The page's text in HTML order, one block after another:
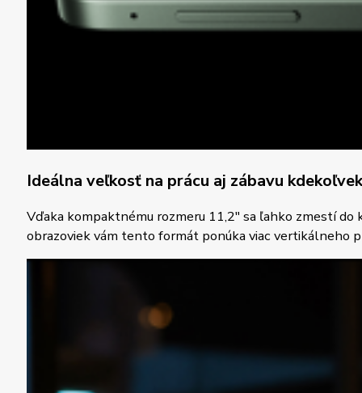
Ideálna veľkosť na prácu aj zábavu kdekoľvek
Vďaka kompaktnému rozmeru 11,2″ sa ľahko zmestí
obrazoviek vám tento formát ponúka viac vertikálneho